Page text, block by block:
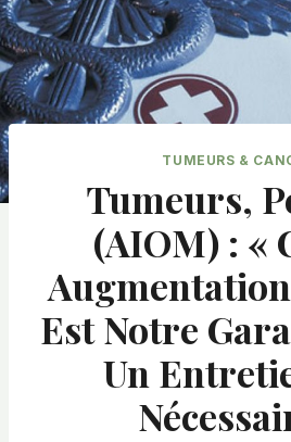
TUMEURS &
Tumeurs,
(AIOM) : «
Est Notre
Un